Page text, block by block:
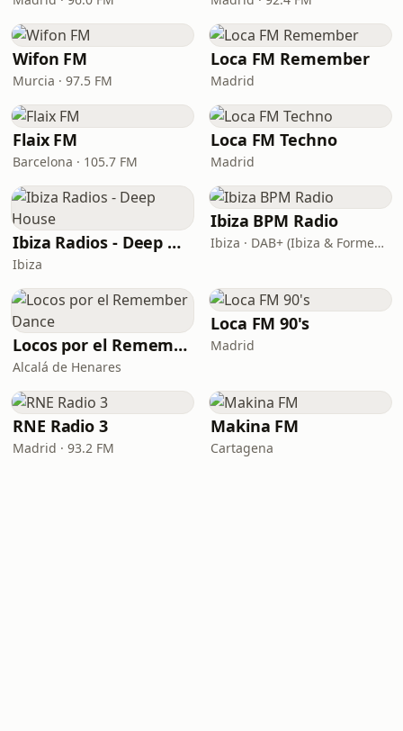
Wifon FM
Murcia · 97.5 FM
Loca FM Remember
Madrid
Flaix FM
Barcelona · 105.7 FM
Loca FM Techno
Madrid
Ibiza Radios - Deep House
Ibiza
Ibiza BPM Radio
Ibiza · DAB+ (Ibiza & Formentera, Madrid, Barcelona)
Locos por el Remember Dance
Alcalá de Henares
Loca FM 90's
Madrid
RNE Radio 3
Madrid · 93.2 FM
Makina FM
Cartagena